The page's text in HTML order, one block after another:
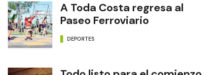
A Toda Costa regresa al
Paseo Ferroviario
DEPORTES